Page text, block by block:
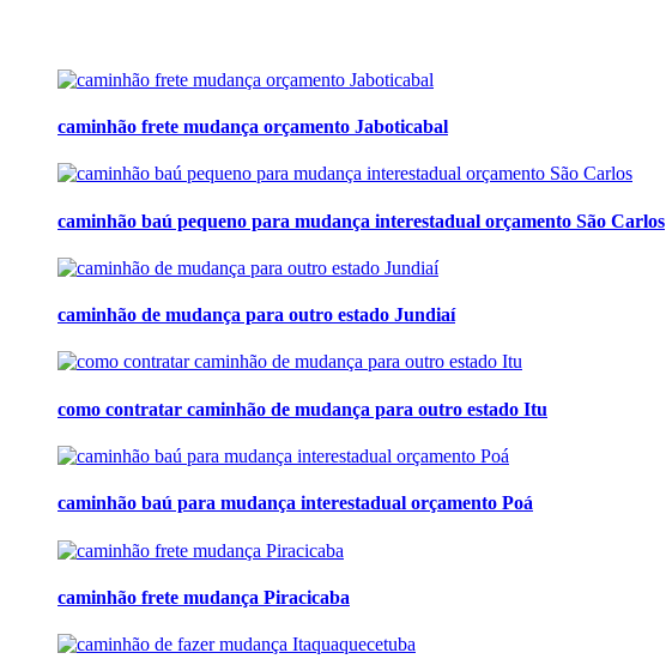
caminhão frete mudança orçamento Jaboticabal
caminhão baú pequeno para mudança interestadual orçamento São Carlos
caminhão de mudança para outro estado Jundiaí
como contratar caminhão de mudança para outro estado Itu
caminhão baú para mudança interestadual orçamento Poá
caminhão frete mudança Piracicaba